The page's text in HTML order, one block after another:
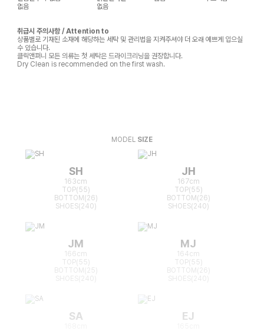
없음
없음
취급시 주의사항 / Attention to
상품별로 기재된 소재에 해당하는 세탁 및 관리법을 지켜주셔야 더 오래 예쁘게 입으실
수 있습니다.
클릭앤퍼니 모든 의류는 첫 세탁은 드라이크리닝을 권장합니다.
Dry Clean is recommended on the first wash.
MODEL SIZE
SH
163cm
TOP(55)
BOTTOM(26)
SHOES(240)
JH
167cm
TOP(55)
BOTTOM(26)
SHOES(240)
JM
166cm
TOP(55)
BOTTOM(25)
MJ
164cm
TOP(55)
BOTTOM(26)
SA EJ